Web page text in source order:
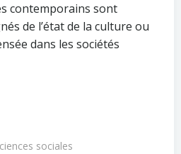
contemporains sont
de l’état de la culture ou
dans les sociétés
sociales